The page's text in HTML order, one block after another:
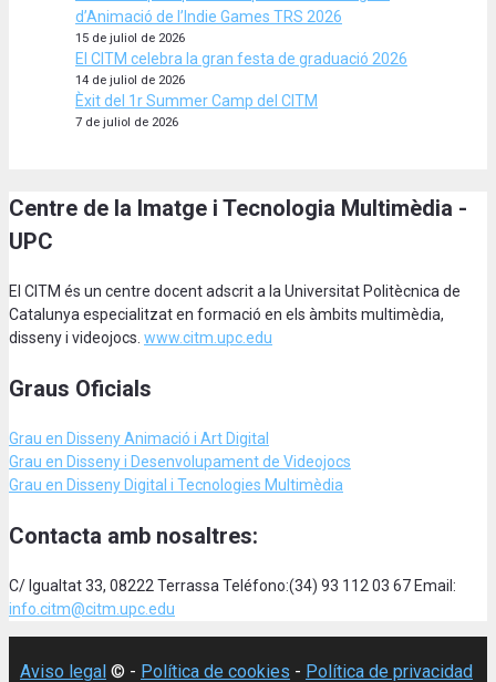
d’Animació de l’Indie Games TRS 2026
15 de juliol de 2026
El CITM celebra la gran festa de graduació 2026
14 de juliol de 2026
Èxit del 1r Summer Camp del CITM
7 de juliol de 2026
Centre de la Imatge i Tecnologia Multimèdia -
UPC
El CITM és un centre docent adscrit a la Universitat Politècnica de
Catalunya especialitzat en formació en els àmbits multimèdia,
disseny i videojocs. www.citm.upc.edu
Graus Oficials
Grau en Disseny Animació i Art Digital
Grau en Disseny i Desenvolupament de Videojocs
Grau en Disseny Digital i Tecnologies Multimèdia
Contacta amb nosaltres:
C/ Igualtat 33, 08222 Terrassa Teléfono:(34) 93 112 03 67 Email:
info.citm@citm.upc.edu
Aviso legal © - Política de cookies - Política de privacidad